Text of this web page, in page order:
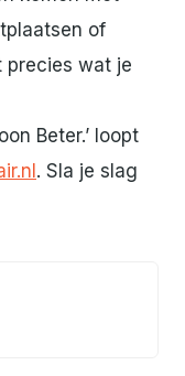
of
precies wat je
Beter.’ loopt
. Sla je slag